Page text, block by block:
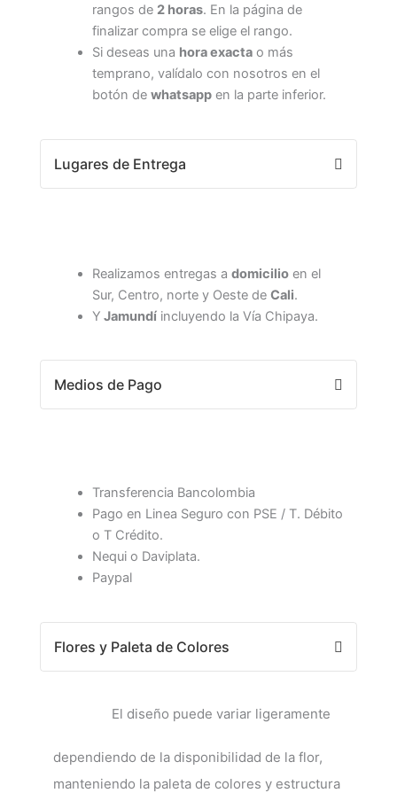
rangos de 2 horas. En la página de
finalizar compra se elige el rango.
Si deseas una hora exactao más
temprano, valídalo con nosotros en el
botón de whatsappen la parte inferior.
Lugares de Entrega
Realizamos entregas a domicilioen el
Sur, Centro, norte y Oeste de Cali.
Y Jamundíincluyendo la Vía Chipaya.
Medios de Pago
Transferencia Bancolombia
Pago en Linea Seguro con PSE / T. Débito
o T Crédito.
Nequi o Daviplata.
Paypal
Flores y Paleta de Colores
El diseño puede variar ligeramente
dependiendo de la disponibilidad de la flor,
manteniendo la paleta de colores y estructura